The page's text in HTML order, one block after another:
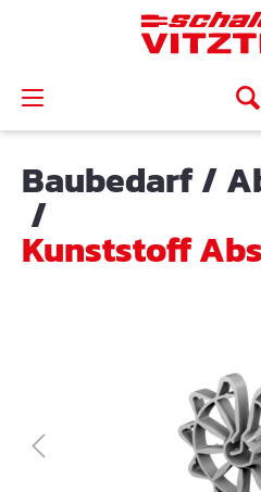
Baubedarf/
/
Kunststoff